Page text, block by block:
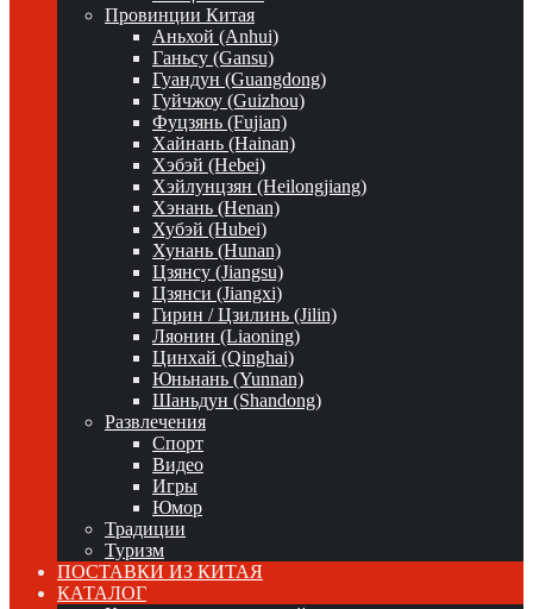
Провинции Китая
Аньхой (Anhui)
Ганьсу (Gansu)
Гуандун (Guangdong)
Гуйчжоу (Guizhou)
Фуцзянь (Fujian)
Хайнань (Hainan)
Хэбэй (Hebei)
Хэйлунцзян (Heilongjiang)
Хэнань (Henan)
Хубэй (Hubei)
Хунань (Hunan)
Цзянсу (Jiangsu)
Цзянси (Jiangxi)
Гирин / Цзилинь (Jilin)
Ляонин (Liaoning)
Цинхай (Qinghai)
Юньнань (Yunnan)
Шаньдун (Shandong)
Развлечения
Спорт
Видео
Игры
Юмор
Традиции
Туризм
ПОСТАВКИ ИЗ КИТАЯ
КАТАЛОГ